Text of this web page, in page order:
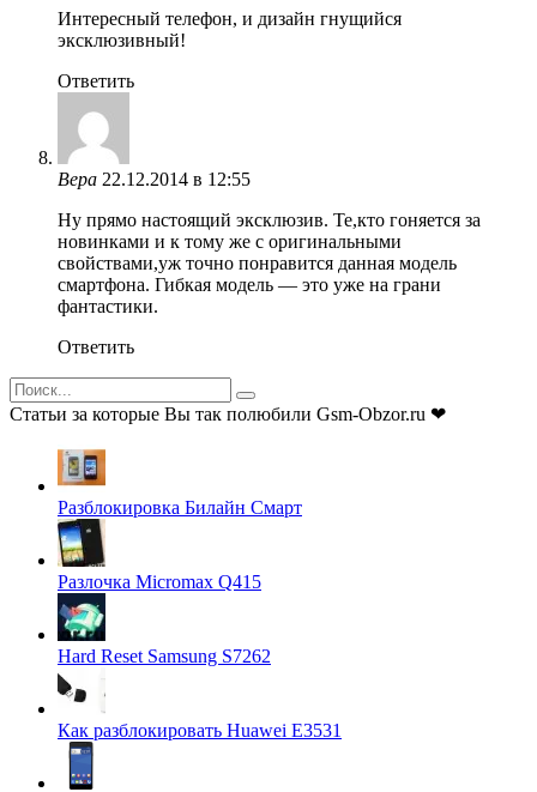
Интересный телефон, и дизайн гнущийся
эксклюзивный!
Ответить
Вера 22.12.2014 в 12:55
Ну прямо настоящий эксклюзив. Те,кто гоняется за
новинками и к тому же с оригинальными
свойствами,уж точно понравится данная модель
смартфона. Гибкая модель — это уже на грани
фантастики.
Ответить
Search
for:
Статьи за которые Вы так полюбили Gsm-Obzor.ru ❤
Разблокировка Билайн Смарт
Разлочка Micromax Q415
Hard Reset Samsung S7262
Как разблокировать Huawei E3531